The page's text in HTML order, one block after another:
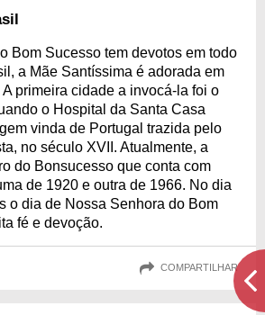
Bom Sucesso tem devotos em todo
a Mãe Santíssima é adorada em
primeira cidade a invocá-la foi o
o Hospital da Santa Casa
vinda de Portugal trazida pelo
no século XVII. Atualmente, a
do Bonsucesso que conta com
de 1920 e outra de 1966. No dia
o dia de Nossa Senhora do Bom
fé e devoção.
COMPARTILHAR